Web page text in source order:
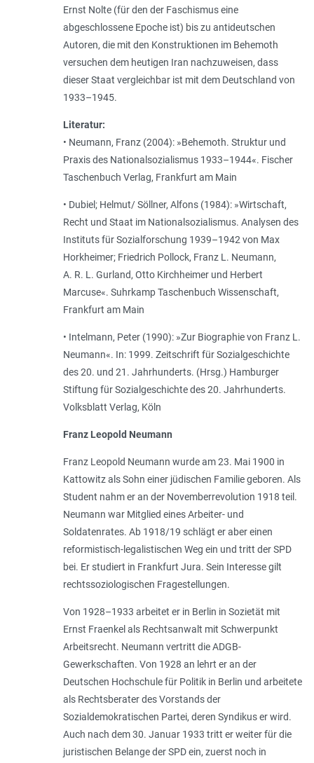
Ernst Nolte (für den der Faschismus eine
abgeschlossene Epoche ist) bis zu antideutschen
Autoren, die mit den Konstruktionen im Behemoth
versuchen dem heutigen Iran nachzuweisen, dass
dieser Staat vergleichbar ist mit dem Deutschland von
1933–1945.
Literatur:
• Neumann, Franz (2004): »Behemoth. Struktur und
Praxis des Nationalsozialismus 1933–1944«. Fischer
Taschenbuch Verlag, Frankfurt am Main
• Dubiel; Helmut/ Söllner, Alfons (1984): »Wirtschaft,
Recht und Staat im Nationalsozialismus. Analysen des
Instituts für Sozialforschung 1939–1942 von Max
Horkheimer; Friedrich Pollock, Franz L. Neumann,
A. R. L. Gurland, Otto Kirchheimer und Herbert
Marcuse«. Suhrkamp Taschenbuch Wissenschaft,
Frankfurt am Main
• Intelmann, Peter (1990): »Zur Biographie von Franz L.
Neumann«. In: 1999. Zeitschrift für Sozialgeschichte
des 20. und 21. Jahrhunderts. (Hrsg.) Hamburger
Stiftung für Sozialgeschichte des 20. Jahrhunderts.
Volksblatt Verlag, Köln
Franz Leopold Neumann
Franz Leopold Neumann wurde am 23. Mai 1900 in
Kattowitz als Sohn einer jüdischen Familie geboren. Als
Student nahm er an der Novemberrevolution 1918 teil.
Neumann war Mitglied eines Arbeiter- und
Soldatenrates. Ab 1918/19 schlägt er aber einen
reformistisch-legalistischen Weg ein und tritt der SPD
bei. Er studiert in Frankfurt Jura. Sein Interesse gilt
rechtssoziologischen Fragestellungen.
Von 1928–1933 arbeitet er in Berlin in Sozietät mit
Ernst Fraenkel als Rechtsanwalt mit Schwerpunkt
Arbeitsrecht. Neumann vertritt die ADGB-
Gewerkschaften. Von 1928 an lehrt er an der
Deutschen Hochschule für Politik in Berlin und arbeitete
als Rechtsberater des Vorstands der
Sozialdemokratischen Partei, deren Syndikus er wird.
Auch nach dem 30. Januar 1933 tritt er weiter für die
juristischen Belange der SPD ein, zuerst noch in